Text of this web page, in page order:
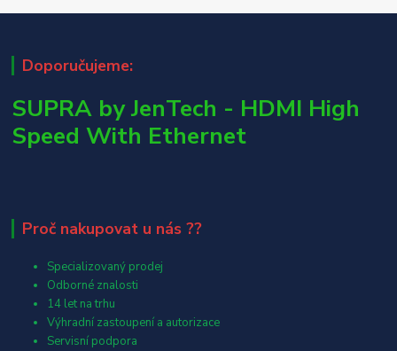
Doporučujeme:
SUPRA by JenTech - HDMI High
Speed With Ethernet
Proč nakupovat u nás ??
Specializovaný prodej
Odborné znalosti
14 let na trhu
Výhradní zastoupení a autorizace
Servisní podpora